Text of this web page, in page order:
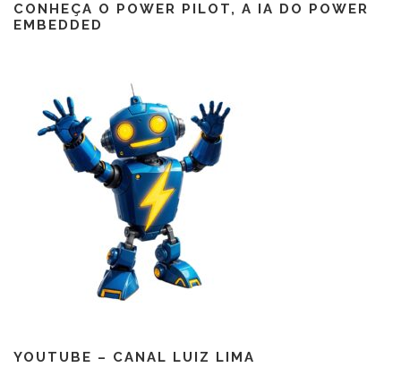
CONHEÇA O POWER PILOT, A IA DO POWER
EMBEDDED
YOUTUBE – CANAL LUIZ LIMA